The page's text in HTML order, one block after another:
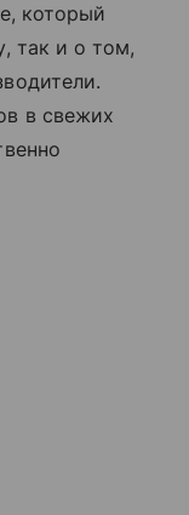
который
так и о том,
в свежих